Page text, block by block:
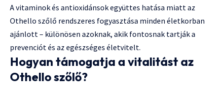
A vitaminok és antioxidánsok együttes hatása miatt az
Othello szőlő rendszeres fogyasztása minden életkorban
ajánlott – különösen azoknak, akik fontosnak tartják a
prevenciót és az egészséges életvitelt.
Hogyan támogatja a vitalitást az
Othello szőlő?